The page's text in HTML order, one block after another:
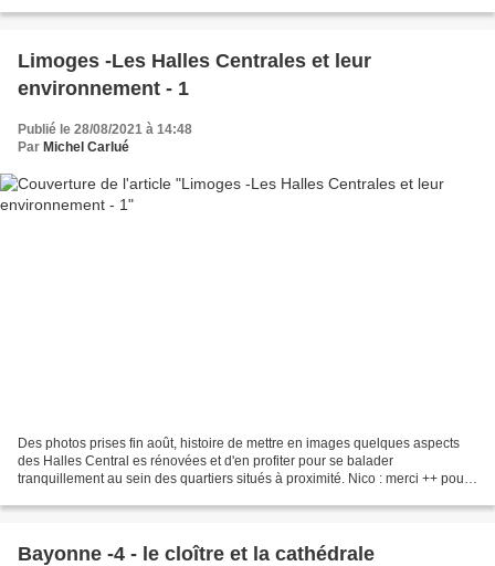
Limoges -Les Halles Centrales et leur
environnement - 1
Publié le 28/08/2021 à 14:48
Par Michel Carlué
Des photos prises fin août, histoire de mettre en images quelques aspects
des Halles Central es rénovées et d'en profiter pour se balader
tranquillement au sein des quartiers situés à proximité. Nico : merci ++ pour
Bayonne -4 - le cloître et la cathédrale